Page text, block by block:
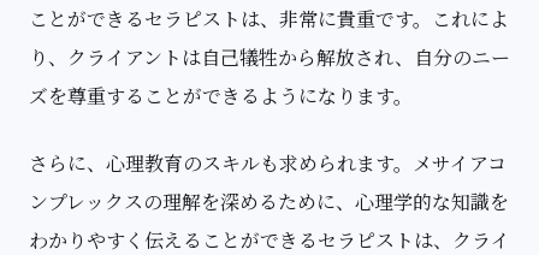
ことができるセラピストは、非常に貴重です。これによ
り、クライアントは自己犠牲から解放され、自分のニー
ズを尊重することができるようになります。
さらに、心理教育のスキルも求められます。メサイアコ
ンプレックスの理解を深めるために、心理学的な知識を
わかりやすく伝えることができるセラピストは、クライ